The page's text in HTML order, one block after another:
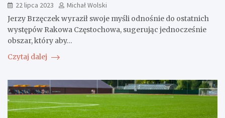
22 lipca 2023
Michał Wolski
Jerzy Brzęczek wyraził swoje myśli odnośnie do ostatnich
występów Rakowa Częstochowa, sugerując jednocześnie
obszar, który aby…
Czytaj dalej